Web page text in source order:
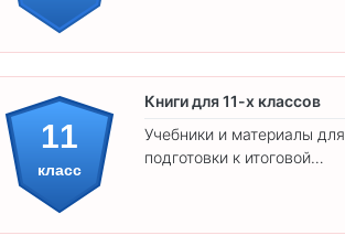
11
класс
Книги для 11-х классов
Учебники и материалы для
подготовки к итоговой